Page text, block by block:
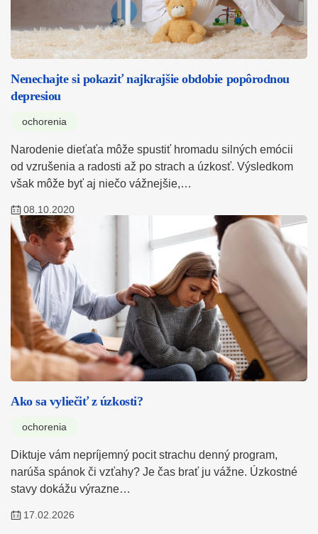
Nenechajte si pokaziť najkrajšie obdobie popôrodnou
depresiou
ochorenia
Narodenie dieťaťa môže spustiť hromadu silných emócii
od vzrušenia a radosti až po strach a úzkosť. Výsledkom
však môže byť aj niečo vážnejšie,…
08.10.2020
Ako sa vyliečiť z úzkosti?
ochorenia
Diktuje vám nepríjemný pocit strachu denný program,
narúša spánok či vzťahy? Je čas brať ju vážne. Úzkostné
stavy dokážu výrazne…
17.02.2026